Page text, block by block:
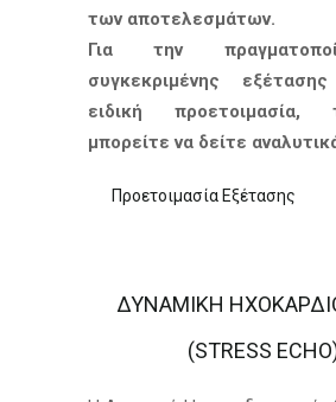
των αποτελεσμάτων.
Για την
συγκεκριμένης εξέτασης
ειδική προετοιμασία,
μπορείτε να δείτε
Προετοιμασία Εξέτασης
ΔΥΝΑΜΙΚΗ
(STRESS